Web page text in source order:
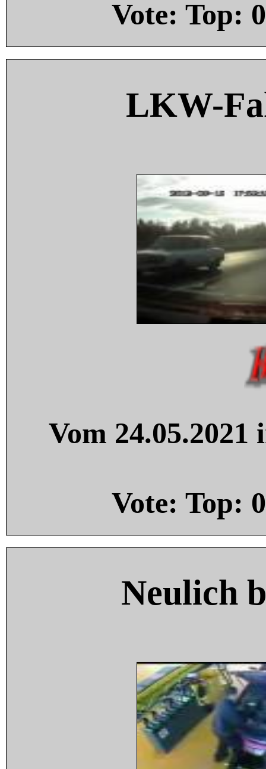
Vote: Top: 0
LKW-
Vom
Vote: Top: 0
Neulich